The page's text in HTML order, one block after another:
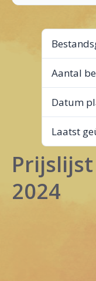
Aantal
Datum
Laatst
Prijslijst
2024